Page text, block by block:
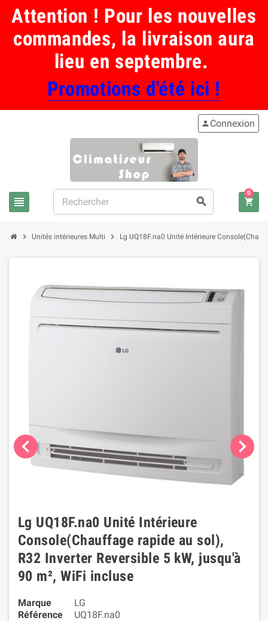
Attention ! Pour les nouvelles
commandes, la livraison aura
lieu en septembre.
Promotions d'été ici !
view_headline search
person Connexion
shopping_cart
0
chevron_right Unités intérieures Multi chevron_right Lg UQ18F.na0 Unité Intérieure
chevron_left chevron_right
Lg UQ18F.na0 Unité Intérieure
Console(Chauffage rapide au sol),
R32 Inverter Reversible 5 kW, jusqu'à
90 m², WiFi incluse
Marque
LG
Référence
UQ18F.na0